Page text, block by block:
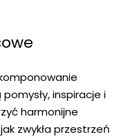
inspiracje i
harmonijne
zwykła przestrzeń